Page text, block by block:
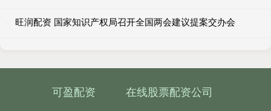
旺润配资 国家知识产权局召开全国两会建议提案交办会
可盈配资
在线股票配资公司